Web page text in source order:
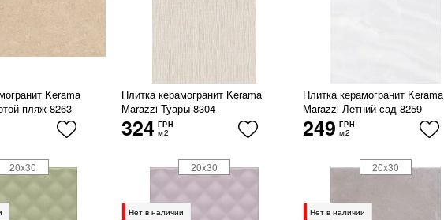
Kerama
пляж 8263
Плитка керамогранит Kerama
Marazzi Туары 8304
324 ГРН
м2
Плитка керамогранит Kerama
Marazzi Летний сад 8259
249 ГРН
м2
20x30
Нет в наличии
20x30
Нет в наличии
20x30